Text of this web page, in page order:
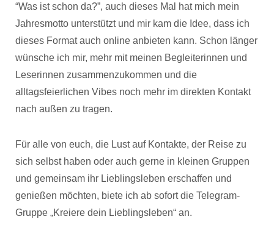
“Was ist schon da?”, auch dieses Mal hat mich mein
Jahresmotto unterstützt und mir kam die Idee, dass ich
dieses Format auch online anbieten kann. Schon länger
wünsche ich mir, mehr mit meinen Begleiterinnen und
Leserinnen zusammenzukommen und die
alltagsfeierlichen Vibes noch mehr im direkten Kontakt
nach außen zu tragen.
Für alle von euch, die Lust auf Kontakte, der Reise zu
sich selbst haben oder auch gerne in kleinen Gruppen
und gemeinsam ihr Lieblingsleben erschaffen und
genießen möchten, biete ich ab sofort die Telegram-
Gruppe „Kreiere dein Lieblingsleben“ an.